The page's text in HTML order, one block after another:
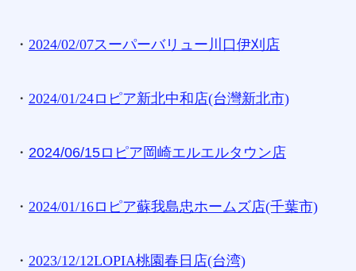
・ 2024/02/07スーパーバリュー川口伊刈店
・ 2024/01/24ロピア新北中和店(台灣新北市)
・ 2024/06/15ロピア岡崎エルエルタウン店
・ 2024/01/16ロピア蘇我島忠ホームズ店(千葉市)
・ 2023/12/12LOPIA桃園春日店(台湾)